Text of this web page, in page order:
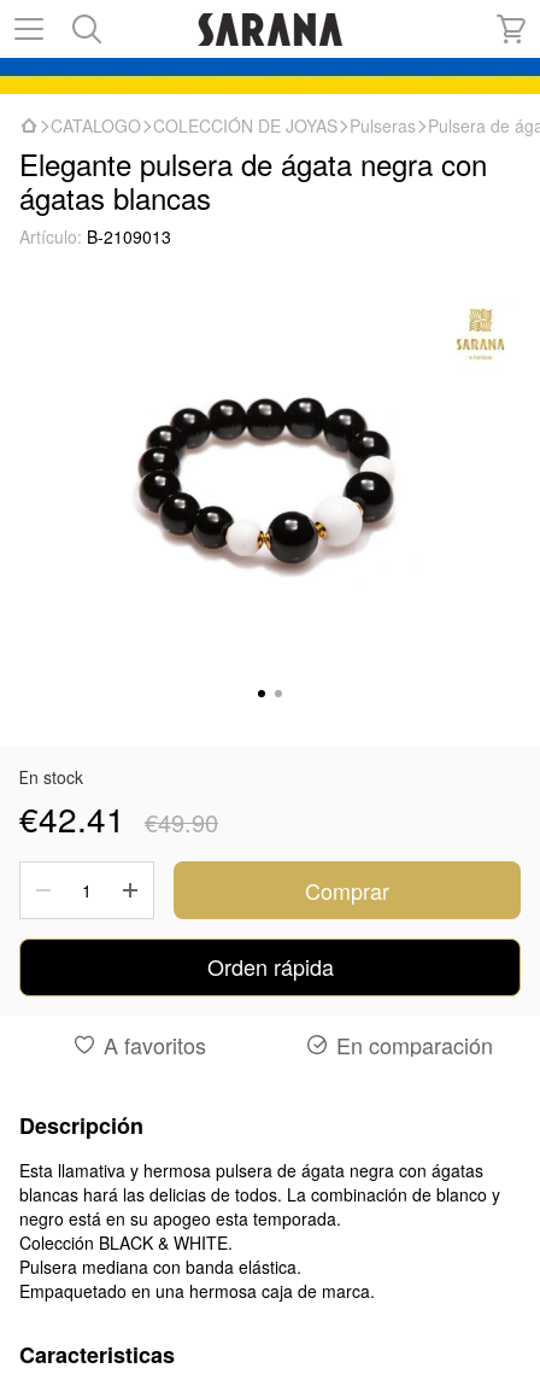
CATALOGO COLECCIÓN DE JOYAS Pulseras Pulsera de
Elegante pulsera de ágata negra con
ágatas blancas
Artículo: B-2109013
Еn stock
€42.41 €49.90
Comprar
Orden rápida
A favoritos En comparación
Descripción
Esta llamativa y hermosa pulsera de ágata negra con ágatas
blancas hará las delicias de todos. La combinación de blanco y
negro está en su apogeo esta temporada.
Colección BLACK & WHITE.
Pulsera mediana con banda elástica.
Empaquetado en una hermosa caja de marca.
Caracteristicas